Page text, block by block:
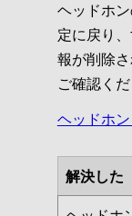
ヘッドホ
定に戻り
報が削除
ご確認くだ
ヘッドホ
解決した